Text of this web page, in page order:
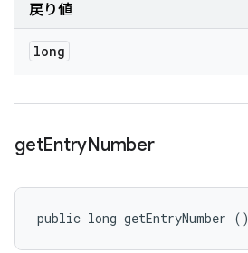
戻り値
long
getEntryNumber
public long getEntryNumber ()